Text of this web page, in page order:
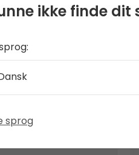
Box L
ikke finde dit
sprog